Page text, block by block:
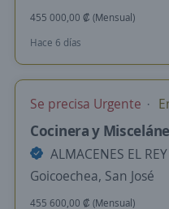
455 000,00 ₡ (Mensual)
Hace 6 días
Se precisa Urgente
Cocinera y
ALMACENES EL REY
Goicoechea, San José
455 600,00 ₡ (Mensual)